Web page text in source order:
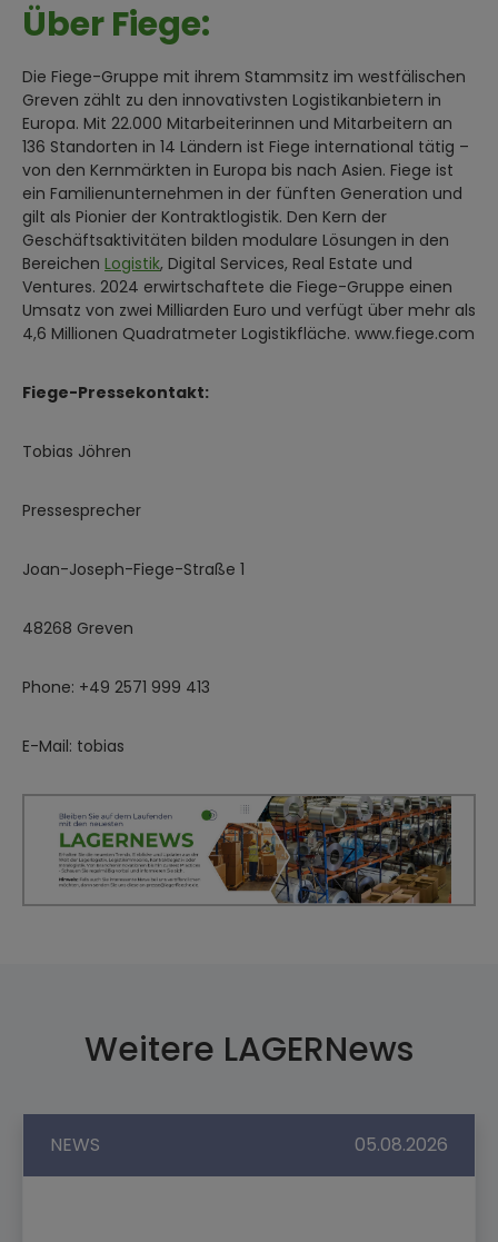
Über Fiege:
Die Fiege-Gruppe mit ihrem Stammsitz im westfälischen
Greven zählt zu den innovativsten Logistikanbietern in
Europa. Mit 22.000 Mitarbeiterinnen und Mitarbeitern an
136 Standorten in 14 Ländern ist Fiege international tätig –
von den Kernmärkten in Europa bis nach Asien. Fiege ist
ein Familienunternehmen in der fünften Generation und
gilt als Pionier der Kontraktlogistik. Den Kern der
Geschäftsaktivitäten bilden modulare Lösungen in den
Bereichen Logistik, Digital Services, Real Estate und
Ventures. 2024 erwirtschaftete die Fiege-Gruppe einen
Umsatz von zwei Milliarden Euro und verfügt über mehr als
4,6 Millionen Quadratmeter Logistikfläche. www.fiege.com
Fiege-Pressekontakt:
Tobias Jöhren
Pressesprecher
Joan-Joseph-Fiege-Straße 1
48268 Greven
Phone: +49 2571 999 413
E-Mail: tobias
Weitere LAGERNews
NEWS 05.08.2026